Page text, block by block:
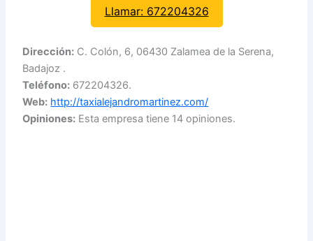
Llamar: 672204326
Dirección: C. Colón, 6, 06430 Zalamea de la Serena,
Badajoz .
Teléfono: 672204326.
Web: http://taxialejandromartinez.com/
Opiniones: Esta empresa tiene 14 opiniones.